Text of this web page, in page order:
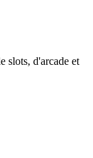
slots, d'arcade et